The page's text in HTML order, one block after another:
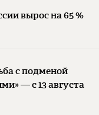
вырос на 65 %
с подменой
— с 13 августа